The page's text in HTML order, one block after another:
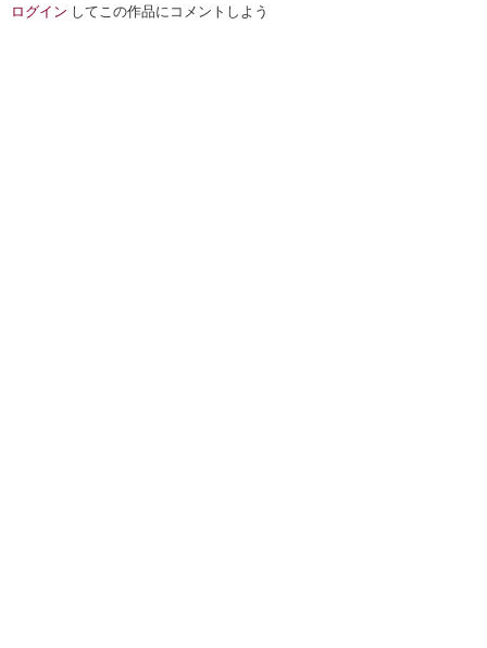
ログイン してこの作品にコメントしよう